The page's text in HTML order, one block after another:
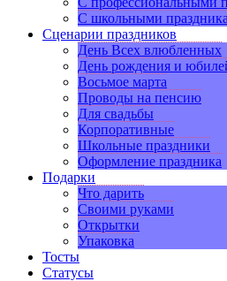
С школьными
Сценарии праздников
День Всех влюбленных
День рождения и
Восьмое марта
Проводы на пенсию
Для свадьбы
Корпоративные
Школьные праздники
Оформление праздника
Подарки
Что дарить
Своими руками
Открытки
Упаковка
Тосты
Статусы